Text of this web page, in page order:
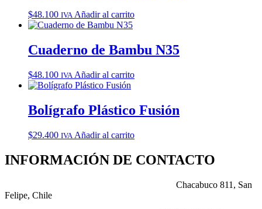
$48.100 IVA Añadir al carrito
Cuaderno de Bambu N35
$48.100 IVA Añadir al carrito
Bolígrafo Plástico Fusión
$29.400 IVA Añadir al carrito
INFORMACIÓN DE CONTACTO
Chacabuco 811, San
Felipe, Chile